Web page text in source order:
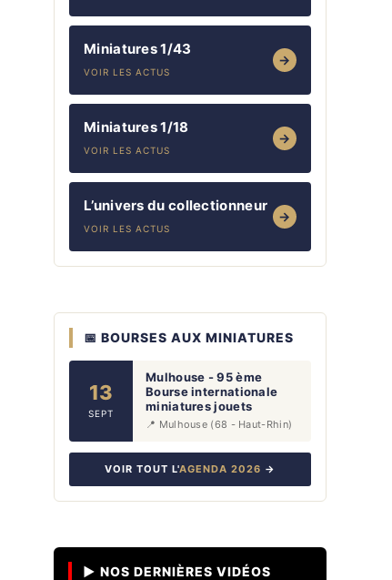
Miniatures 1/43
VOIR LES ACTUS
→
Miniatures 1/18
VOIR LES ACTUS
→
L’univers du collectionneur
VOIR LES ACTUS
→
📅 BOURSES AUX MINIATURES
13
SEPT
Mulhouse - 95 ème
Bourse internationale
miniatures jouets
📍 Mulhouse (68 - Haut-Rhin)
VOIR TOUT L'AGENDA 2026 →
▶ NOS DERNIÈRES VIDÉOS